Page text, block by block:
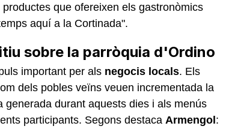
que ofereixen els gastronòmics
aquí a la Cortinada".
sobre la parròquia d'Ordino
important per als negocis locals. Els
dels pobles veïns veuen incrementada la
generada durant aquests dies i als menús
participants. Segons destaca Armengol: